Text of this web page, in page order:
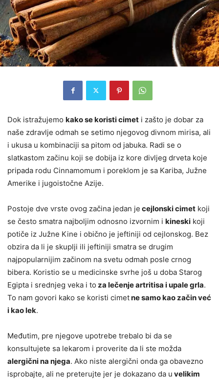
Dok istražujemo kako se koristi cimet i zašto je dobar za
naše zdravlje odmah se setimo njegovog divnom mirisa, ali
i ukusa u kombinaciji sa pitom od jabuka. Radi se o
slatkastom začinu koji se dobija iz kore divljeg drveta koje
pripada rodu Cinnamomum i poreklom je sa Kariba, Južne
Amerike i jugoistočne Azije.
Postoje dve vrste ovog začina jedan je cejlonski cimet koji
se često smatra najboljim odnosno izvornim i kineski koji
potiče iz Južne Kine i obično je jeftiniji od cejlonskog. Bez
obzira da li je skuplji ili jeftiniji smatra se drugim
najpopularnijim začinom na svetu odmah posle crnog
bibera. Koristio se u medicinske svrhe još u doba Starog
Egipta i srednjeg veka i to za lečenje artritisa i upale grla.
To nam govori kako se koristi cimetne samo kao začin već
i kao lek.
Međutim, pre njegove upotrebe trebalo bi da se
konsultujete sa lekarom i proverite da li ste možda
alergični na njega. Ako niste alergični onda ga obavezno
isprobajte, ali ne preterujte jer je dokazano da u velikim